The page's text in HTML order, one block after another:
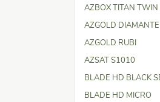
AZBOX TITAN TWIN
AZGOLD DIAMANTE
AZGOLD RUBI
AZSAT S1010
BLADE HD BLACK
BLADE HD MICRO